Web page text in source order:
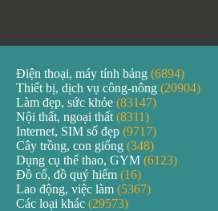
Điện thoại, máy tính bảng (6894)
Thiết bị, dịch vụ công-nông (20904)
Làm đẹp, sức khỏe (83147)
Nội thất, ngoại thất (8311)
Internet, SIM số đẹp (9717)
Cây trồng, con giống (348)
Dụng cụ thể thao, GYM (6123)
Đồ cổ, đồ quý hiếm (16)
Lao động, việc làm (5367)
Các loại khác (29573)